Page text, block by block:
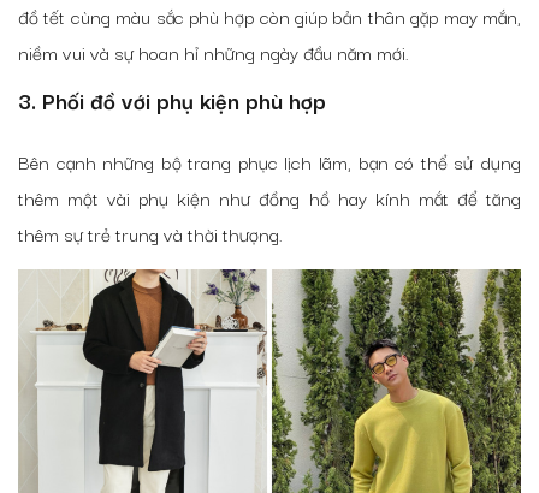
đồ tết cùng màu sắc phù hợp còn giúp bản thân gặp may mắn,
niềm vui và sự hoan hỉ những ngày đầu năm mới.
3. Phối đồ với phụ kiện phù hợp
Bên cạnh những bộ trang phục lịch lãm, bạn có thể sử dụng
thêm một vài phụ kiện như đồng hồ hay kính mắt để tăng
thêm sự trẻ trung và thời thượng.